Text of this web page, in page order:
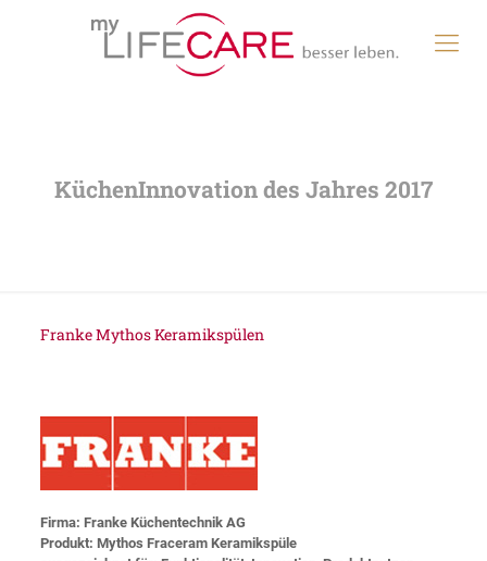
Franke Mythos Keramikspülen
Firma: Franke Küchentechnik AG
Produkt: Mythos Fraceram Keramikspüle